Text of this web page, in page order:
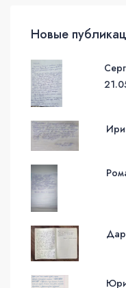
Новые